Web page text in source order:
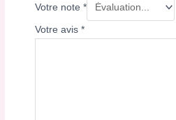
Votre note*
Votre avis*